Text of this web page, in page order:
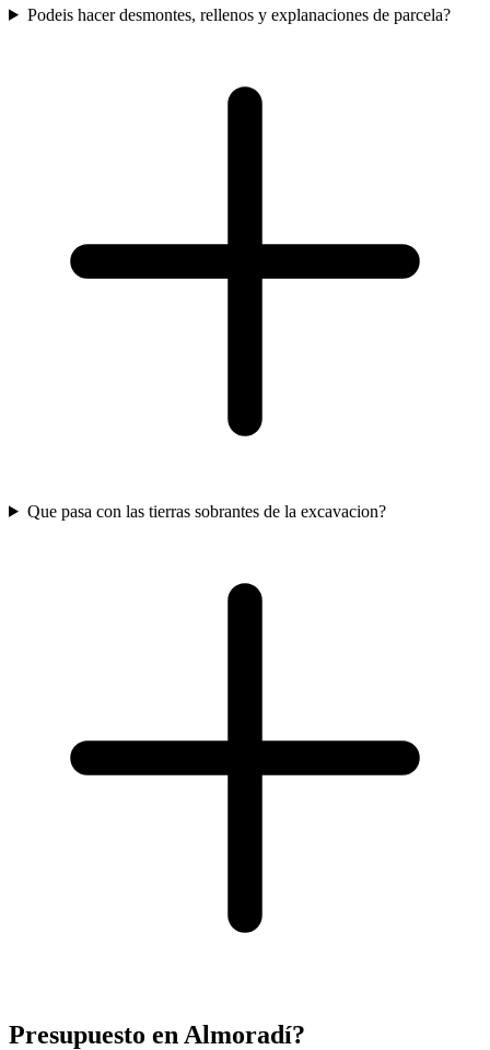
Podeis hacer desmontes, rellenos y explanaciones de parcela?
Que pasa con las tierras sobrantes de la excavacion?
Presupuesto en Almoradí?